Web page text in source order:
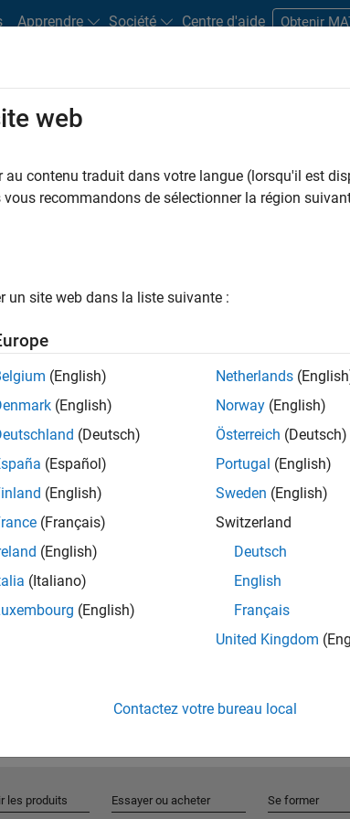
Apprendre Société Centre d'aide Obtenir
code, illustrate how you can use Markov
model unemployment and inflation rate data across
models from the Econometrics Toolbox to model time
of shifting macroeconomic regimes.
models from the Econometrics Toolbox to model time
of shifting macroeconomic regimes.
web
au contenu traduit dans votre langue (lorsqu'il est
vous recommandons de sélectionner la région
un site web dans la liste suivante :
(English)
(English)
(Deutsch)
(Español)
(English)
(Français)
(English)
(Italiano)
(English)
Netherlands
Norway (English)
Österreich (Deutsch)
Portugal (English)
Sweden (English)
Switzerland
Deutsch
English
Français
United Kingdom
Contactez votre bureau local
les produits Essayer ou acheter Se former